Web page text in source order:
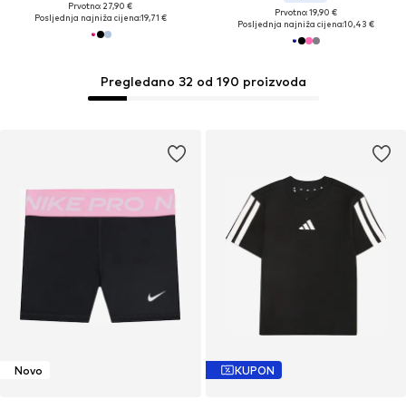
Prvotno: 27,90 €
Posljednja najniža cijena:19,71 €
Prvotno: 19,90 €
Posljednja najniža cijena:10,43 €
Pregledano 32 od 190 proizvoda
Novo KUPON